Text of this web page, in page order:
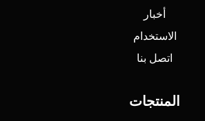
أخبار
الاستخدام
اتصل بنا
المنتجات